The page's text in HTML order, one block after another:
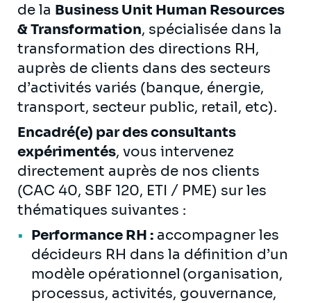
de la Business Unit Human Resources
& Transformation, spécialisée dans la
transformation des directions RH,
auprès de clients dans des secteurs
d’activités variés (banque, énergie,
transport, secteur public, retail, etc).
Encadré(e) par des consultants
expérimentés, vous intervenez
directement auprès de nos clients
(CAC 40, SBF 120, ETI / PME) sur les
thématiques suivantes :
Performance RH : accompagner les
décideurs RH dans la définition d’un
modèle opérationnel (organisation,
processus, activités, gouvernance,